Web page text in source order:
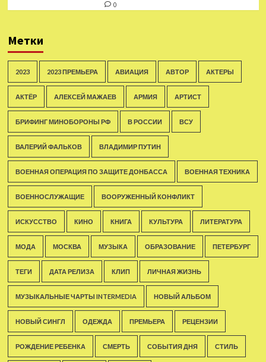
0
Метки
2023 2023 ПРЕМЬЕРА АВИАЦИЯ АВТОР АКТЕРЫ
АКТЁР АЛЕКСЕЙ МАЖАЕВ АРМИЯ АРТИСТ
БРИФИНГ МИНОБОРОНЫ РФ В РОССИИ ВСУ
ВАЛЕРИЙ ФАЛЬКОВ ВЛАДИМИР ПУТИН
ВОЕННАЯ ОПЕРАЦИЯ ПО ЗАЩИТЕ ДОНБАССА ВОЕННАЯ ТЕХНИКА
ВОЕННОСЛУЖАЩИЕ ВООРУЖЕННЫЙ КОНФЛИКТ
ИСКУССТВО КИНО КНИГА КУЛЬТУРА ЛИТЕРАТУРА
МОДА МОСКВА МУЗЫКА ОБРАЗОВАНИЕ ПЕТЕРБУРГ
ТЕГИ ДАТА РЕЛИЗА КЛИП ЛИЧНАЯ ЖИЗНЬ
МУЗЫКАЛЬНЫЕ ЧАРТЫ INTERMEDIA НОВЫЙ АЛЬБОМ
НОВЫЙ СИНГЛ ОДЕЖДА ПРЕМЬЕРА РЕЦЕНЗИИ
РОЖДЕНИЕ РЕБЕНКА СМЕРТЬ СОБЫТИЯ ДНЯ СТИЛЬ